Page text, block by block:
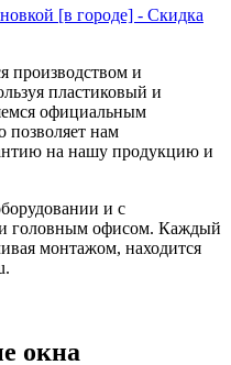
[в городе] - Cкидка
производством и
пластиковый и
официальным
позволяет нам
на нашу продукцию и
и с
головным офисом. Каждый
монтажом, находится
окна